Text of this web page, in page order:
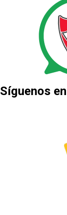
Síguenos